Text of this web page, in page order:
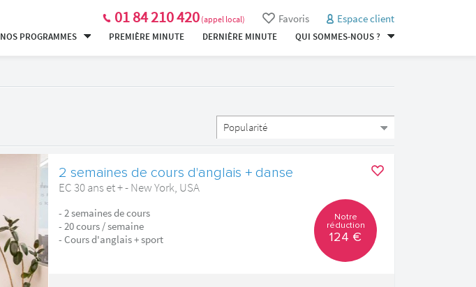
01 84 210 420 (appel local) Favoris Espace client
NOS PROGRAMMES PREMIÈRE MINUTE DERNIÈRE MINUTE QUI SOMMES-NOUS ?
2 semaines de cours d'anglais + danse
EC 30 ans et + - New York, USA
- 2 semaines de cours
- 20 cours / semaine
- Cours d'anglais + sport
Notre
réduction
124 €